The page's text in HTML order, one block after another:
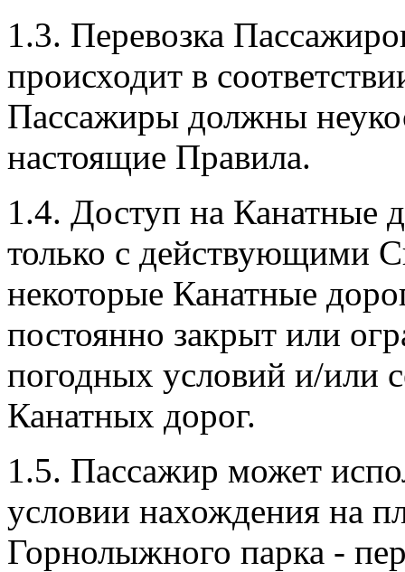
1.3. Перевозка
происходит в
Пассажиры должны
настоящие Правила.
1.4. Доступ на Канатные
только с действующими
некоторые Канатные
постоянно закрыт или
погодных условий и/или
Канатных дорог.
1.5. Пассажир может
условии нахождения на
Горнолыжного парка -